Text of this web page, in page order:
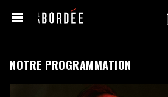
NOTRE PROGRAMMATION